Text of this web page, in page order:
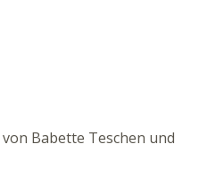
Babette Teschen und